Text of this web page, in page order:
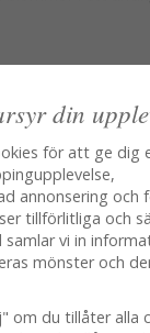
din
för att ge dig
annonsering och
tillförlitliga och
vi in
mönster och
om du tillåter alla